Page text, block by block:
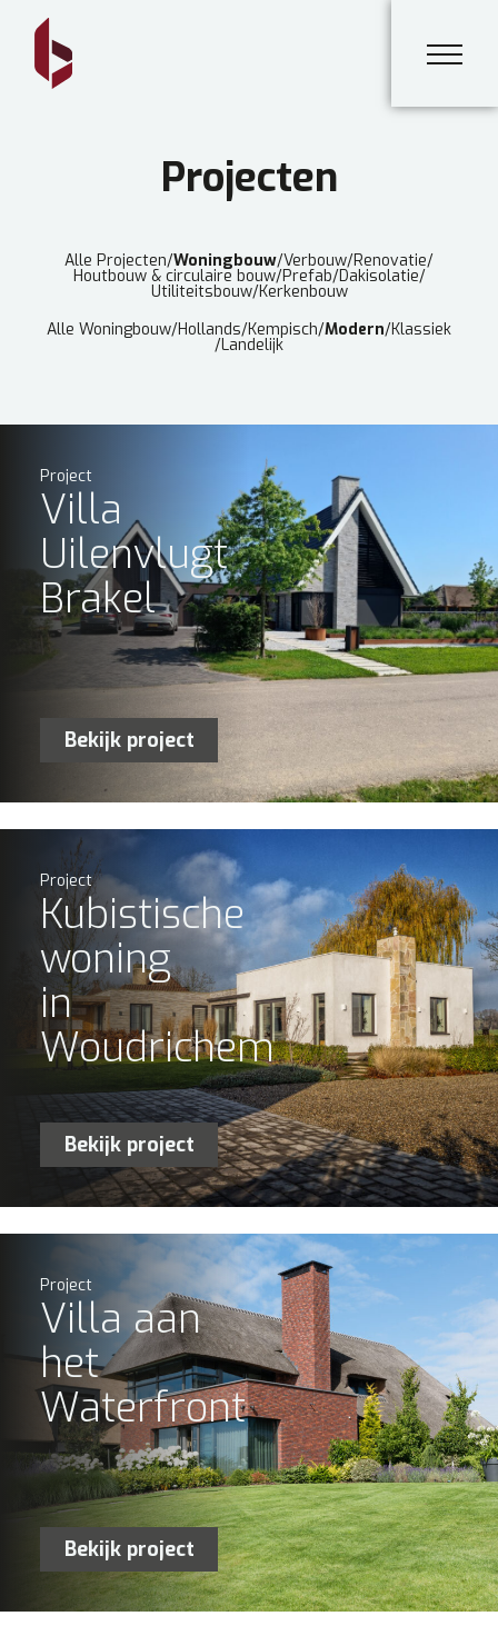
Projecten
Alle Projecten/Woningbouw/Verbouw/Renovatie/
Houtbouw & circulaire bouw/Prefab/Dakisolatie/
Utiliteitsbouw/Kerkenbouw
Alle Woningbouw/Hollands/Kempisch/Modern/Klassiek
/Landelijk
Project
Villa
Uilenvlugt
Brakel
Bekijk project
Project
Kubistische
woning
in
Woudrichem
Bekijk project
Project
Villa aan
het
Waterfront
Bekijk project